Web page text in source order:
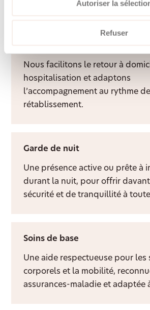
Autoriser la
Refuser
davantage de qualité de vie à
Nous facilitons le retour à
hospitalisation et adaptons
l’accompagnement au rythme
rétablissement.
Garde de nuit
Une présence active ou prête à
durant la nuit, pour offrir
sécurité et de tranquillité à
Soins de base
Une aide respectueuse pour les
corporels et la mobilité,
assurances-maladie et adaptée